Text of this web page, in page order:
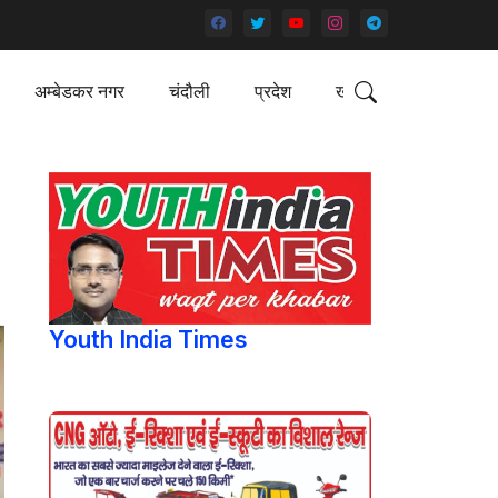
अम्बेडकर नगर चंदौली प्रदेश खेल
Youth India Times